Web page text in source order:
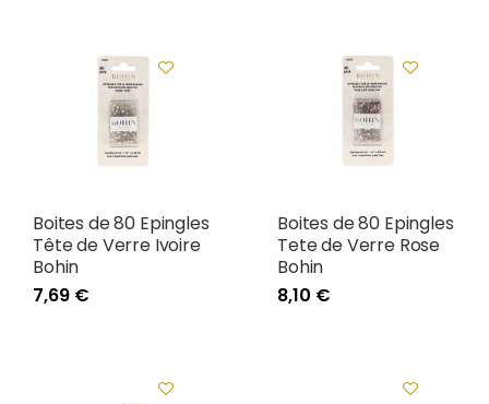
Boites de 80 Epingles
Tête de Verre Ivoire
Bohin
7,69 €
Boites de 80 Epingles
Tete de Verre Rose
Bohin
8,10 €